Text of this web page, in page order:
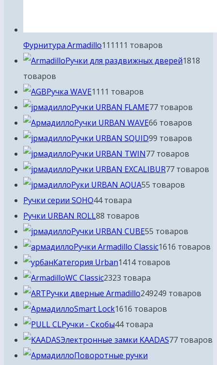
Фурнитура Armadillo111 111 товаров
Ручки для раздвижных дверей1818
товаров
Ручка WAVE11 11 товаров
Ручки URBAN FLAME77 товаров
Ручки URBAN WAVE66 товаров
Ручки URBAN SQUID99 товаров
Ручки URBAN TWIN77 товаров
Ручки URBAN EXCALIBUR77 товаров
Руки URBAN AQUA55 товаров
Ручки серии SOHO44 товара
Ручки URBAN ROLL88 товаров
Ручки URBAN CUBE55 товаров
Ручки Armadillo Classic1616 товаров
Категория Urban1414 товаров
WC Classic2323 товара
Ручки дверные Armadillo249249 товаров
Smart Lock1616 товаров
Ручки - Скобы44 товара
Электронные замки KAADAS77 товаров
Поворотные ручки